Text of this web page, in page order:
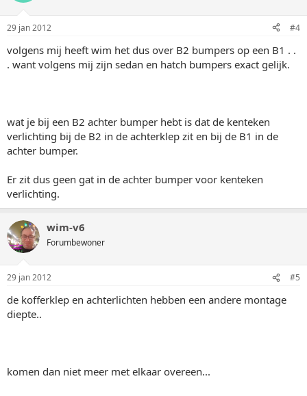
29 jan 2012 #4
volgens mij heeft wim het dus over B2 bumpers op een B1 . .
. want volgens mij zijn sedan en hatch bumpers exact gelijk.
wat je bij een B2 achter bumper hebt is dat de kenteken
verlichting bij de B2 in de achterklep zit en bij de B1 in de
achter bumper.
Er zit dus geen gat in de achter bumper voor kenteken
verlichting.
wim-v6
Forumbewoner
29 jan 2012 #5
de kofferklep en achterlichten hebben een andere montage
diepte..
komen dan niet meer met elkaar overeen...